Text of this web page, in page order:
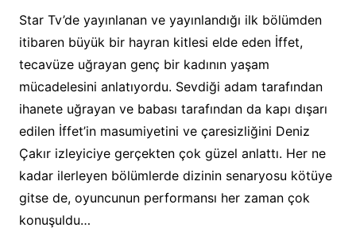
Star Tv’de yayınlanan ve yayınlandığı ilk bölümden
itibaren büyük bir hayran kitlesi elde eden İffet,
tecavüze uğrayan genç bir kadının yaşam
mücadelesini anlatıyordu. Sevdiği adam tarafından
ihanete uğrayan ve babası tarafından da kapı dışarı
edilen İffet’in masumiyetini ve çaresizliğini Deniz
Çakır izleyiciye gerçekten çok güzel anlattı. Her ne
kadar ilerleyen bölümlerde dizinin senaryosu kötüye
gitse de, oyuncunun performansı her zaman çok
konuşuldu…